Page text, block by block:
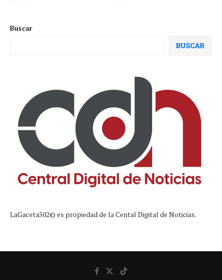
Buscar
BUSCAR
LaGaceta502© es propiedad de la Cental Digital de Noticias.